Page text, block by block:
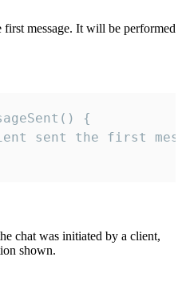
message. It will be performed
{
sent the first
chat was initiated by a client,
shown.